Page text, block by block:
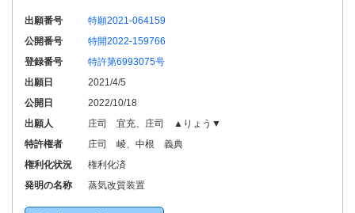
出願番号
特願2021-064159
公開番号
特開2022-159766
登録番号
特許第6993075号
出願日
2021/4/5
公開日
2022/10/18
出願人
庄司 宜充、庄司 ▲りょう▼
特許権者
庄司 崚、中根 義典
権利化状況
権利化済
発明の名称
蒸気改質装置